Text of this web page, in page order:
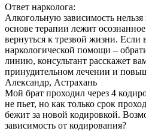
Ответ нарколога:
Алкогольную зависимость
основе терапии лежит
вернуться к трезвой жизни. Если
наркологической помощи –
линию, консультант расскажет
принудительном лечении и
Александр, Астрахань
Мой брат проходил через 4
не пьет, но как только срок
бежит за новой кодировкой.
зависимость от кодирования?